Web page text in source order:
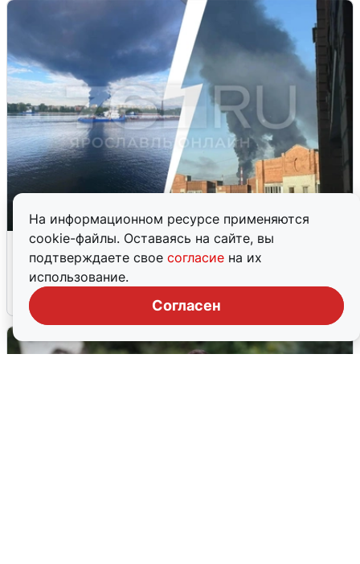
На информационном ресурсе применяются
cookie-файлы. Оставаясь на сайте, вы
подтверждаете свое согласие на их
использование.
Согласен
Ночная атака БПЛА на Ярославль:
попадания и последствия
6 августа